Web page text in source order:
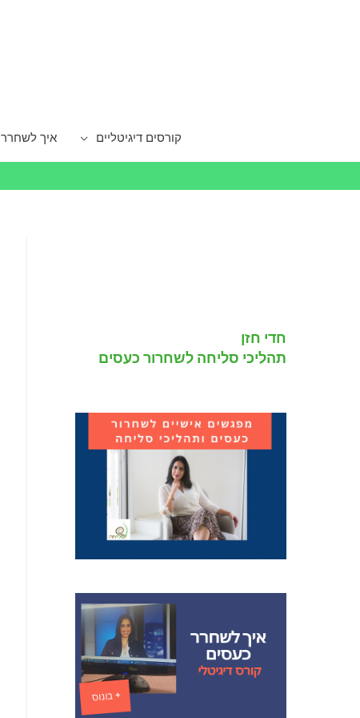
קורסים דיגיטליים איך
חדי חזן
תהליכי סליחה לשחרור כעסים